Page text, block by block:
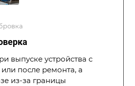
выпуске устройства с
после ремонта, а
из-за границы